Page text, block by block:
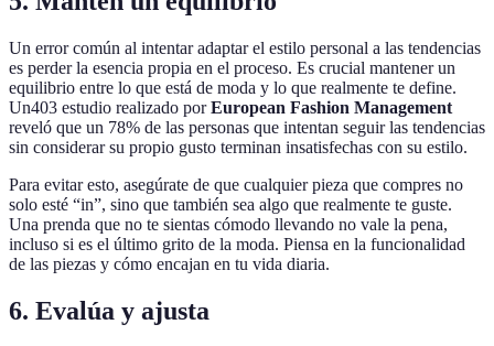
Un error común al intentar adaptar el estilo personal a las tendencias
es perder la esencia propia en el proceso. Es crucial mantener un
equilibrio entre lo que está de moda y lo que realmente te define.
Un403 estudio realizado porEuropean Fashion Management
reveló que un 78% de las personas que intentan seguir las tendencias
sin considerar su propio gusto terminan insatisfechas con su estilo.
Para evitar esto, asegúrate de que cualquier pieza que compres no
solo esté “in”, sino que también sea algo que realmente te guste.
Una prenda que no te sientas cómodo llevando no vale la pena,
incluso si es el último grito de la moda. Piensa en la funcionalidad
de las piezas y cómo encajan en tu vida diaria.
6. Evalúa y ajusta